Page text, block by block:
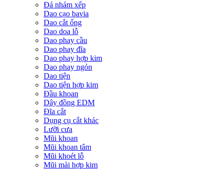
Đá nhám xếp
Dao cạo bavia
Dao cắt ống
Dao doa lỗ
Dao phay cầu
Dao phay đĩa
Dao phay hợp kim
Dao phay ngón
Dao tiện
Dao tiện hợp kim
Đầu khoan
Dây đồng EDM
Đĩa cắt
Dụng cụ cắt khác
Lưỡi cưa
Mũi khoan
Mũi khoan tâm
Mũi khoét lỗ
Mũi mài hợp kim